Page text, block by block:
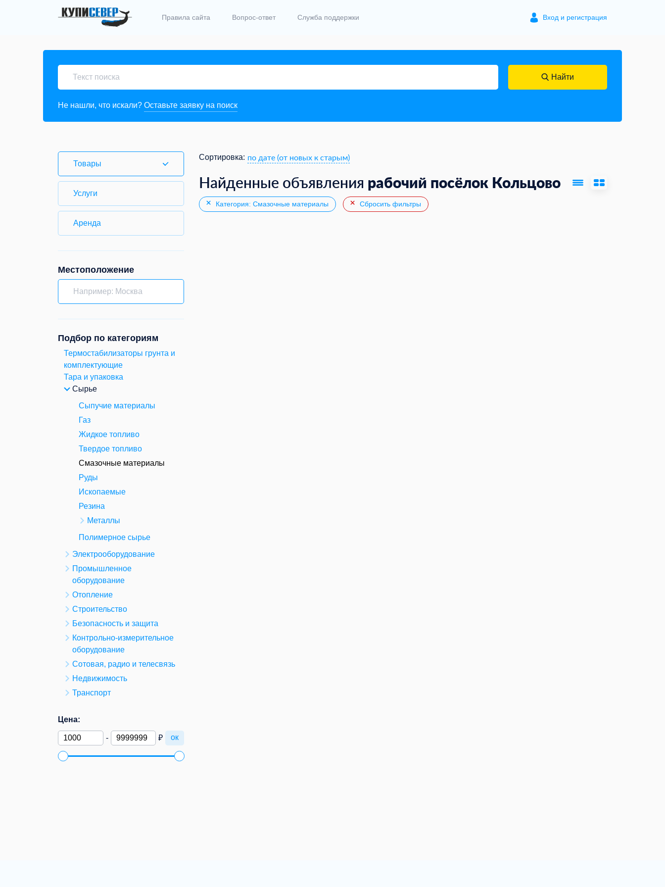
Правила сайта Вопрос-ответ Служба поддержки Вход и регистрация
Найти
Не нашли, что искали? Оставьте заявку на поиск
Товары
Услуги
Аренда
Местоположение
Подбор по категориям
Термостабилизаторы грунта и
комплектующие
Тара и упаковка
Сырье
Сыпучие материалы
Газ
Жидкое топливо
Твердое топливо
Смазочные материалы
Руды
Ископаемые
Резина
Металлы
Полимерное сырье
Электрооборудование
Промышленное
оборудование
Отопление
Строительство
Безопасность и защита
Контрольно-измерительное
оборудование
Сотовая, радио и телесвязь
Недвижимость
Транспорт
Цена:
- ₽ ок
Сортировка: по дате (от новых к старым)
Найденные объявления рабочий посёлок Кольцово
Категория: Смазочные материалы Сбросить фильтры